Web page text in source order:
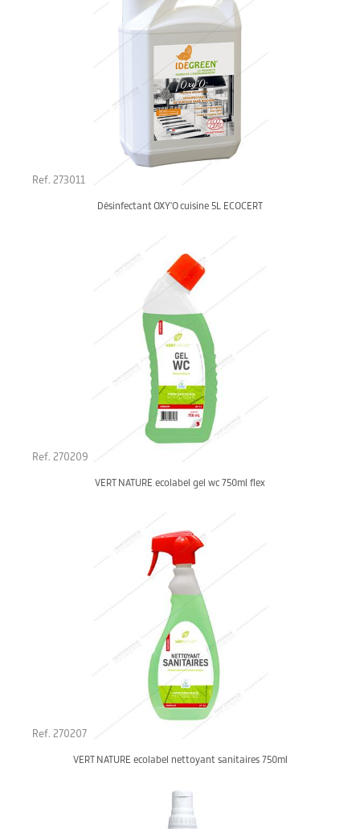
Ref. 273011
Désinfectant OXY'O cuisine 5L ECOCERT
Ref. 270209
VERT NATURE ecolabel gel wc 750ml flex
Ref. 270207
VERT NATURE ecolabel nettoyant sanitaires 750ml